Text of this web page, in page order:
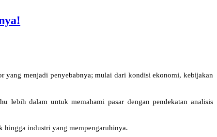
yang menjadi penyebabnya; mulai dari kondisi ekonomi, kebijakan
lebih dalam untuk memahami pasar dengan pendekatan analisis
hingga industri yang mempengaruhinya.